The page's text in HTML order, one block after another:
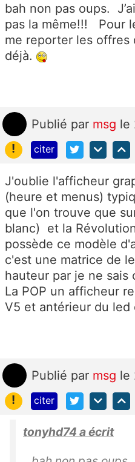
bah non pas oups.
pas la même!!! Pour
me reporter les offres
déjà.
Publié par msg le
!
citer
J'oublie l'afficheur
(heure et menus)
que l'on trouve que
blanc) et la
possède ce modèle
c'est une matrice de
hauteur par je ne sais
La POP un afficheur
V5 et antérieur du led
Publié par msg le
!
citer
tonyhd74 a écrit